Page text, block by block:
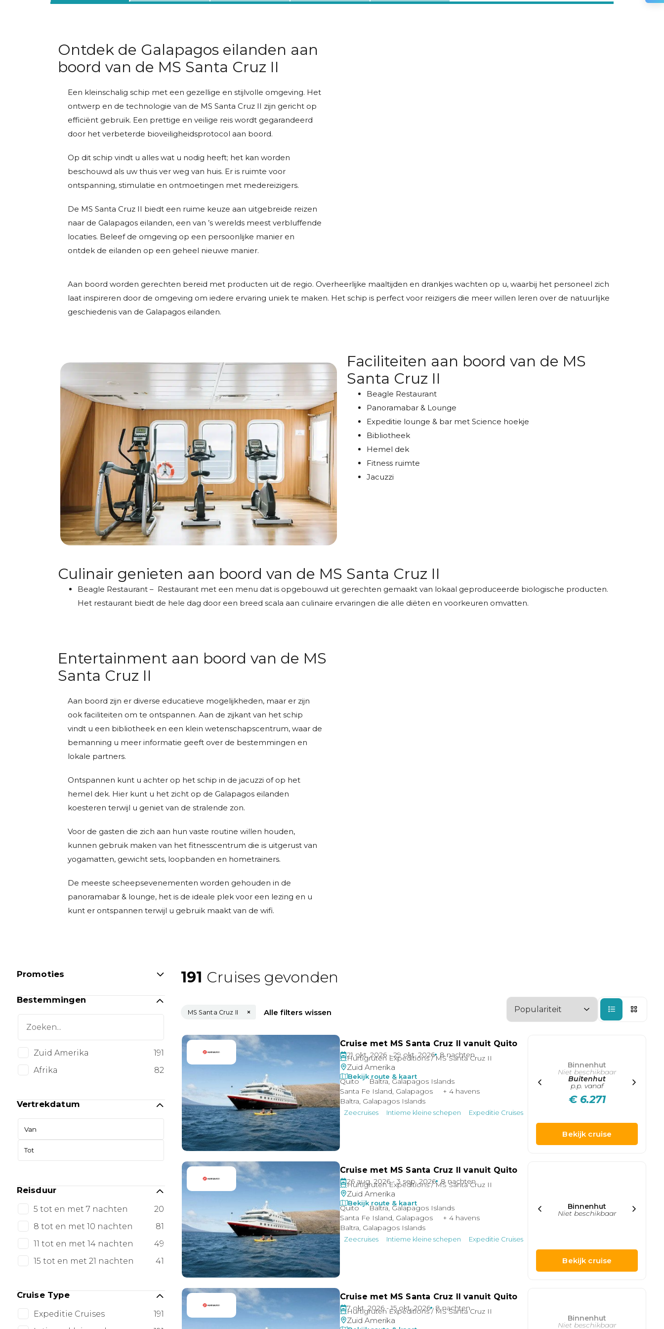
Ontdek de Galapagos eilanden aan
boord van de MS Santa Cruz II
Een kleinschalig schip met een gezellige en stijlvolle omgeving. Het
ontwerp en de technologie van de MS Santa Cruz II zijn gericht op
efficiënt gebruik. Een prettige en veilige reis wordt gegarandeerd
door het verbeterde bioveiligheidsprotocol aan boord.
Op dit schip vindt u alles wat u nodig heeft; het kan worden
beschouwd als uw thuis ver weg van huis. Er is ruimte voor
ontspanning, stimulatie en ontmoetingen met medereizigers.
De MS Santa Cruz II biedt een ruime keuze aan uitgebreide reizen
naar de Galapagos eilanden, een van ’s werelds meest verbluffende
locaties. Beleef de omgeving op een persoonlijke manier en
ontdek de eilanden op een geheel nieuwe manier.
Aan boord worden gerechten bereid met producten uit de regio. Overheerlijke maaltijden en drankjes wachten op u, waarbij het personeel zich
laat inspireren door de omgeving om iedere ervaring uniek te maken. Het schip is perfect voor reizigers die meer willen leren over de natuurlijke
geschiedenis van de Galapagos eilanden.
Faciliteiten aan boord van de MS
Santa Cruz II
Beagle Restaurant
Panoramabar & Lounge
Expeditie lounge & bar met Science hoekje
Bibliotheek
Hemel dek
Fitness ruimte
Jacuzzi
Culinair genieten aan boord van de MS Santa Cruz II
Beagle Restaurant – Restaurant met een menu dat is opgebouwd uit gerechten gemaakt van lokaal geproduceerde biologische producten.
Het restaurant biedt de hele dag door een breed scala aan culinaire ervaringen die alle diëten en voorkeuren omvatten.
Entertainment aan boord van de MS
Santa Cruz II
Aan boord zijn er diverse educatieve mogelijkheden, maar er zijn
ook faciliteiten om te ontspannen. Aan de zijkant van het schip
vindt u een bibliotheek en een klein wetenschapscentrum, waar de
bemanning u meer informatie geeft over de bestemmingen en
lokale partners.
Ontspannen kunt u achter op het schip in de jacuzzi of op het
hemel dek. Hier kunt u het zicht op de Galapagos eilanden
koesteren terwijl u geniet van de stralende zon.
Voor de gasten die zich aan hun vaste routine willen houden,
kunnen gebruik maken van het fitnesscentrum die is uitgerust van
yogamatten, gewicht sets, loopbanden en hometrainers.
De meeste scheepsevenementen worden gehouden in de
panoramabar & lounge, het is de ideale plek voor een lezing en u
kunt er ontspannen terwijl u gebruik maakt van de wifi.